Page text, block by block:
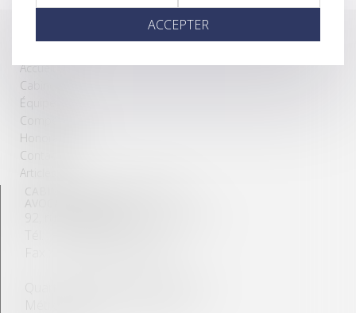
Accueil
Cabinet
Équipe
Compétences
Honoraires
Contact
Articles
CABINET SAGET – FORESTIER
AVOCATS ASSOCIÉS
ACCEPTER